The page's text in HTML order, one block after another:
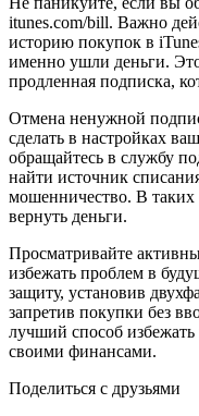
itunes.com/bill. Важно
историю покупок в
именно ушли деньги.
продленная подписка,
Отмена ненужной
сделать в настройках
обращайтесь в службу
найти источник
мошенничество. В
вернуть деньги.
Просматривайте
избежать проблем в
защиту, установив
запретив покупки без
лучший способ
своими финансами.
Поделиться с друзьями